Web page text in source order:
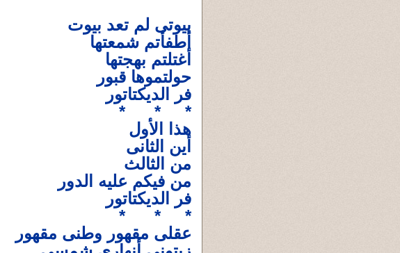
بيوتى لم تعد بيوت
أطفأتم شمعتها
أغتلتم بهجتها
حولتموها قبور
فر الديكتاتور
* * *
هذا الأول
أين الثانى
من الثالث
من فيكم عليه الدور
فر الديكتاتور
* * *
عقلى مقهور وطنى مقهور